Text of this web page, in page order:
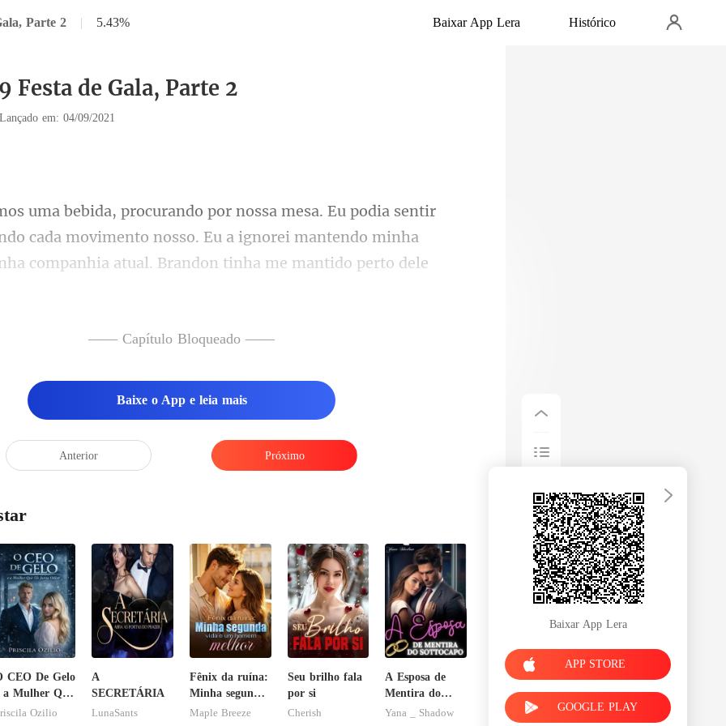
Parte 2 | 5.43% Baixar App Lera Histórico
Festa de Gala, Parte 2
Lançado em: 04/09/2021
cada movimento nosso. Eu a ignorei mantendo minha
endo isso comigo, embora fosse
—— Capítulo Bloqueado ——
Baixe o App e leia mais
Anterior Próximo
CEO De Gelo
a Mulher Que
JurouOzilio
A
SECRETÁRIA
LunaSants
Fênix da ruína:
Minha segunda
vida e um
Maple Breeze
Seu brilho fala
por si
Cherish
A Esposa de
Mentira do
Sottocapo
Yana _ Shadow
Baixar App Lera
APP STORE
GOOGLE PLAY